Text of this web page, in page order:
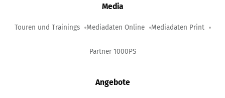
Media
Touren und Trainings Mediadaten Online Mediadaten Print
Partner 1000PS
Angebote